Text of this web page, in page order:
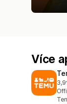
Více
3,9